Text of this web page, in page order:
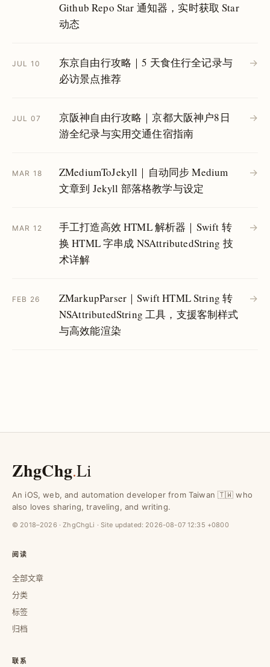
Github Repo Star 通知器，实时获取 Star
动态
JUL 10
东京自由行攻略｜5 天食住行全记录与
必访景点推荐
→
JUL 07
京阪神自由行攻略｜京都大阪神户8日
游全纪录与实用交通住宿指南
→
MAR 18
ZMediumToJekyll｜自动同步 Medium
文章到 Jekyll 部落格教学与设定
→
MAR 12
手工打造高效 HTML 解析器｜Swift 转
换 HTML 字串成 NSAttributedString 技
术详解
→
FEB 26
ZMarkupParser｜Swift HTML String 转
NSAttributedString 工具，支援客制样式
与高效能渲染
→
ZhgChg.Li
An iOS, web, and automation developer from Taiwan 🇹🇼 who
also loves sharing, traveling, and writing.
© 2018–2026 · ZhgChgLi · Site updated: 2026-08-07 12:35 +0800
阅读
全部文章
分类
标签
归档
联系